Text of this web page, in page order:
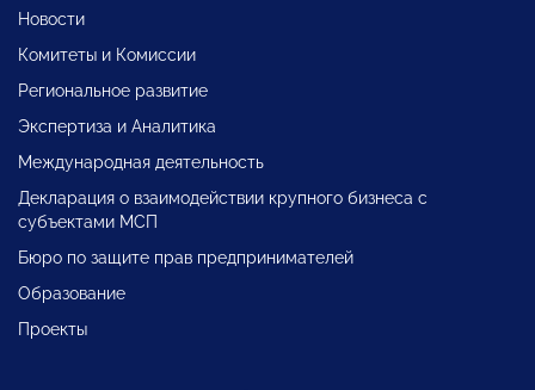
Новости
Комитеты и Комиссии
Региональное развитие
Экспертиза и Аналитика
Международная деятельность
Декларация о взаимодействии крупного бизнеса с
субъектами МСП
Бюро по защите прав предпринимателей
Образование
Проекты